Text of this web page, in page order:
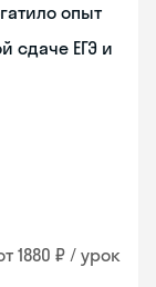
опыт
сдаче ЕГЭ и
1880 ₽ / урок